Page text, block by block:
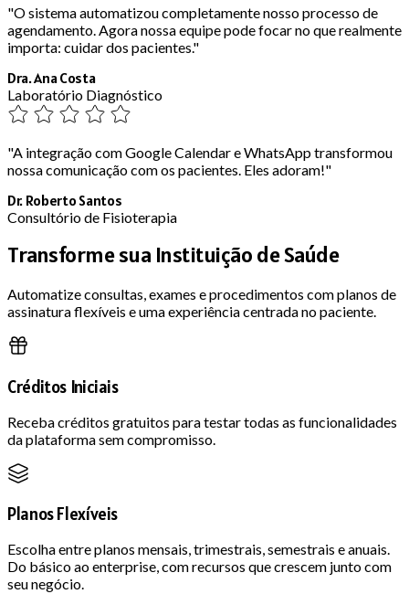
"O sistema automatizou completamente nosso processo de
agendamento. Agora nossa equipe pode focar no que realmente
importa: cuidar dos pacientes."
Dra. Ana Costa
Laboratório Diagnóstico
"A integração com Google Calendar e WhatsApp transformou
nossa comunicação com os pacientes. Eles adoram!"
Dr. Roberto Santos
Consultório de Fisioterapia
Transforme sua Instituição de Saúde
Automatize consultas, exames e procedimentos com planos de
assinatura flexíveis e uma experiência centrada no paciente.
Créditos Iniciais
Receba créditos gratuitos para testar todas as funcionalidades
da plataforma sem compromisso.
Planos Flexíveis
Escolha entre planos mensais, trimestrais, semestrais e anuais.
Do básico ao enterprise, com recursos que crescem junto com
seu negócio.